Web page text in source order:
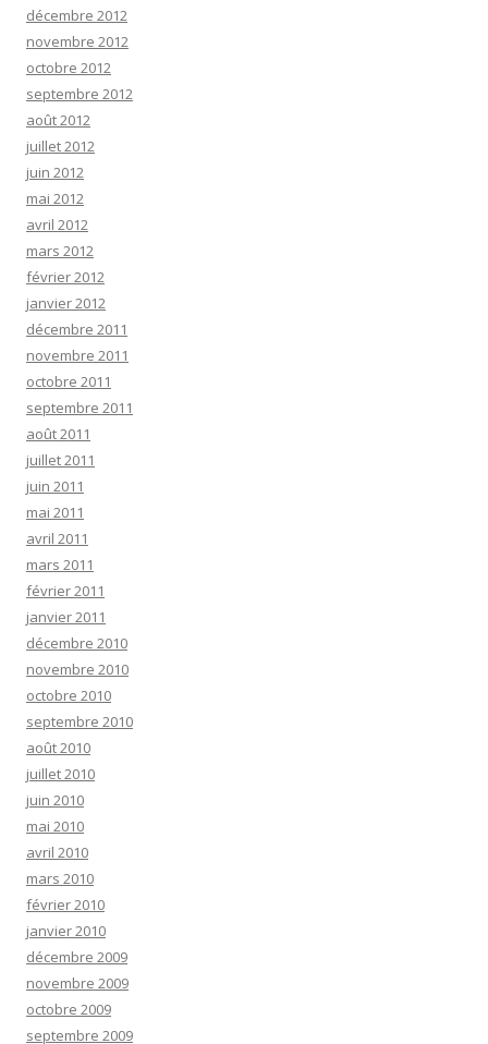
décembre 2012
novembre 2012
octobre 2012
septembre 2012
août 2012
juillet 2012
juin 2012
mai 2012
avril 2012
mars 2012
février 2012
janvier 2012
décembre 2011
novembre 2011
octobre 2011
septembre 2011
août 2011
juillet 2011
juin 2011
mai 2011
avril 2011
mars 2011
février 2011
janvier 2011
décembre 2010
novembre 2010
octobre 2010
septembre 2010
août 2010
juillet 2010
juin 2010
mai 2010
avril 2010
mars 2010
février 2010
janvier 2010
décembre 2009
novembre 2009
octobre 2009
septembre 2009